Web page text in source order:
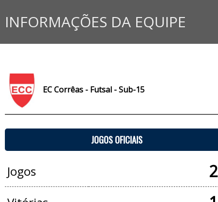
INFORMAÇÕES DA EQUIPE
EC Corrêas - Futsal - Sub-15
JOGOS OFICIAIS
Jogos